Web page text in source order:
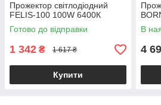
Прожектор світлодіодний
FELIS-100 100W 6400К
Готово до відправки
1 342 ₴ 1 617 ₴
Купити
В
4